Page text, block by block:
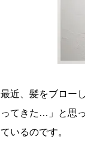
最近、髪をブロー
ってきた…」と思
ているのです。